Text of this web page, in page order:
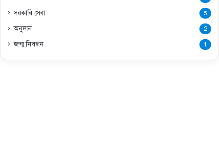
সরকারি সেবা 5
অনুদান 2
জন্ম নিবন্ধন 1